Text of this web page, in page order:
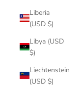
Liberia
(USD $)
Libya (USD
$)
Liechtenstein
(USD $)